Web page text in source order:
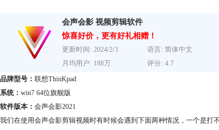
会声会影 视频剪辑软件
惊喜好价，更有好礼相赠！
更新时间: 2024/2/3 语言: 简体中文
月均用户: 188万
评分: 4.7
品牌型号： 联想ThinKpad
系统： win7 64位旗舰版
软件版本： 会声会影2021
我们在使用会声会影剪辑视频时有时候会遇到下面两种情况，一个是打